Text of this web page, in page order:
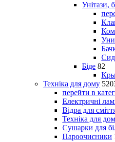
Унітази,
Біде 82
Техніка для дому
перейти в
Електричні
Відра для
Техніка для
Сушарки для
Пароочисники